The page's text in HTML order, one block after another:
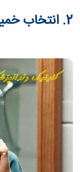
2. انتخاب خمیردندان مناسب